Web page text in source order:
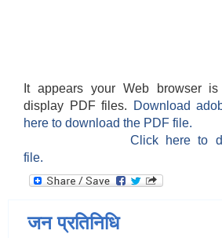
It appears your Web browser
display PDF files.
Download
here to download the PDF file.
Click here to
file.
जन प्रतिनिधि